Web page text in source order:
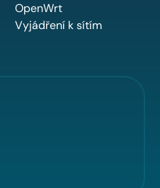
OpenWrt
Vyjádření k sítím